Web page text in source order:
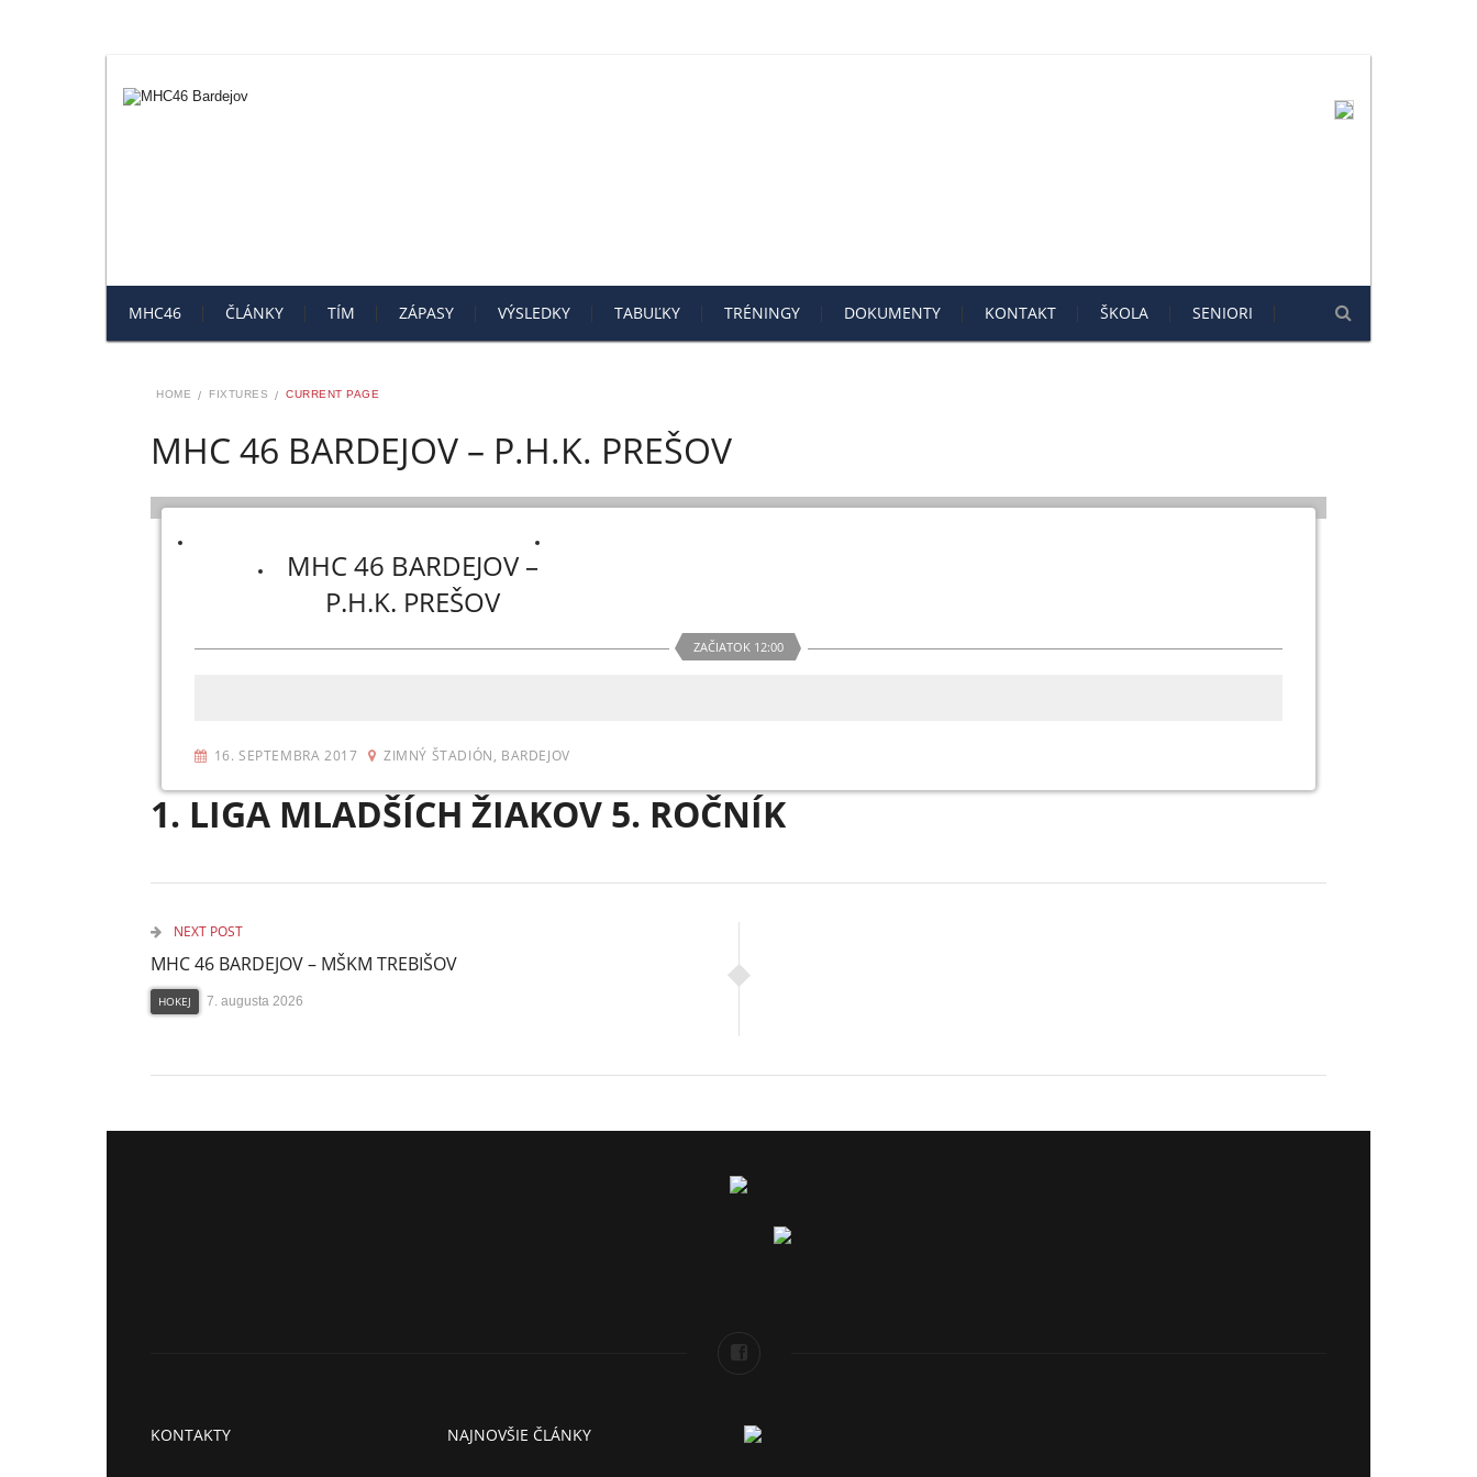
MHC46 ČLÁNKY TÍM ZÁPASY VÝSLEDKY TABUĽKY TRÉNINGY DOKUMENTY KONTAKT ŠKOLA SENIORI
HOME FIXTURES CURRENT PAGE
MHC 46 BARDEJOV – P.H.K. PREŠOV
MHC 46 BARDEJOV –
P.H.K. PREŠOV
ZAČIATOK 12:00
16. SEPTEMBRA 2017 ZIMNÝ ŠTADIÓN, BARDEJOV
1. LIGA MLADŠÍCH ŽIAKOV 5. ROČNÍK
NEXT POST
MHC 46 BARDEJOV – MŠKM TREBIŠOV
HOKEJ 7. augusta 2026
KONTAKTY NAJNOVŠIE ČLÁNKY